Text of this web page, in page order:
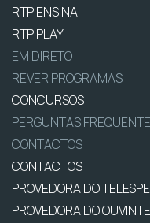
RTP ENSINA
RTP PLAY
EM DIRETO
REVER PROGRAMAS
CONCURSOS
PERGUNTAS
CONTACTOS
CONTACTOS
PROVEDORA DO
PROVEDORA DO OUVINTE